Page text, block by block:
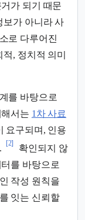
가 되기 때문
보가 아니라 사
로 다루어진
, 정치적 의미
를 바탕으로
서는 1차 사료
요구되며, 인용
[2]
확인되지 않
를 바탕으로
작성 원칙을
잇는 신뢰할